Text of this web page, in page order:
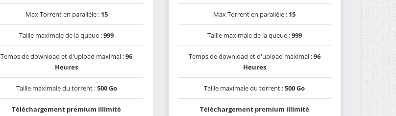
Max Torrent en parallèle : 15
Taille maximale de la queue :999
Temps de download et d'upload maximal :96
Heures
Taille maximale du torrent :500 Go
Téléchargement premium illimité
Max Torrent en parallèle : 15
Taille maximale de la queue :999
Temps de download et d'upload maximal :96
Heures
Taille maximale du torrent :500 Go
Téléchargement premium illimité